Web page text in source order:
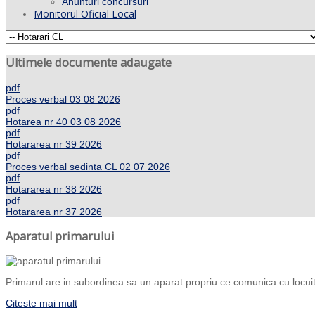
Monitorul Oficial Local
Ultimele documente adaugate
pdf
Proces verbal 03 08 2026
pdf
Hotarea nr 40 03 08 2026
pdf
Hotararea nr 39 2026
pdf
Proces verbal sedinta CL 02 07 2026
pdf
Hotararea nr 38 2026
pdf
Hotararea nr 37 2026
Aparatul primarului
Primarul are in subordinea sa un aparat propriu ce comunica cu
Citeste mai mult